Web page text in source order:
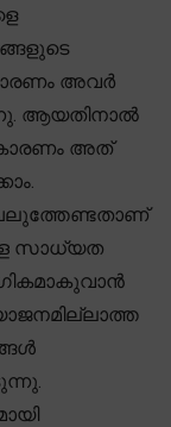
അവർ
ആയതിനാൽ
അത്
സാധ്യത